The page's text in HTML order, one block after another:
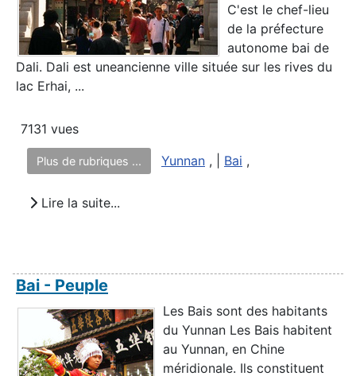
C'est le chef-lieu
de la préfecture
autonome bai de
Dali. Dali est uneancienne ville située sur les rives du
lac Erhai, ...
7131 vues
Plus de rubriques ... Yunnan , | Bai ,
Lire la suite...
Bai - Peuple
Les Bais sont des habitants
du Yunnan Les Bais habitent
au Yunnan, en Chine
méridionale. Ils constituent